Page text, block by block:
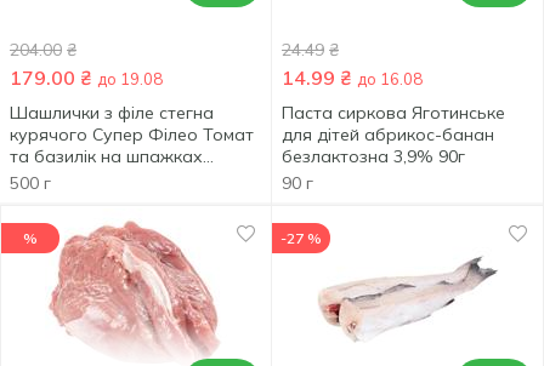
204.00 ₴
179.00 ₴ до 19.08
Шашлички з філе стегна
курячого Супер Філео Томат
та базилік на шпажках
охолоджені 500г
500 г
24.49 ₴
14.99 ₴ до 16.08
Паста сиркова Яготинське
для дітей абрикос-банан
безлактозна 3,9% 90г
90 г
% -27 %